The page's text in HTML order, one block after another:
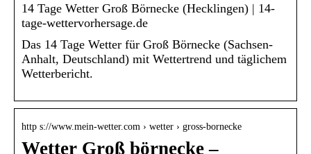
14 Tage Wetter Groß Börnecke (Hecklingen) | 14-
tage-wettervorhersage.de
Das 14 Tage Wetter für Groß Börnecke (Sachsen-
Anhalt, Deutschland) mit Wettertrend und täglichem
Wetterbericht.
http s://www.mein-wetter.com › wetter › gross-bornecke
Wetter Groß börnecke –